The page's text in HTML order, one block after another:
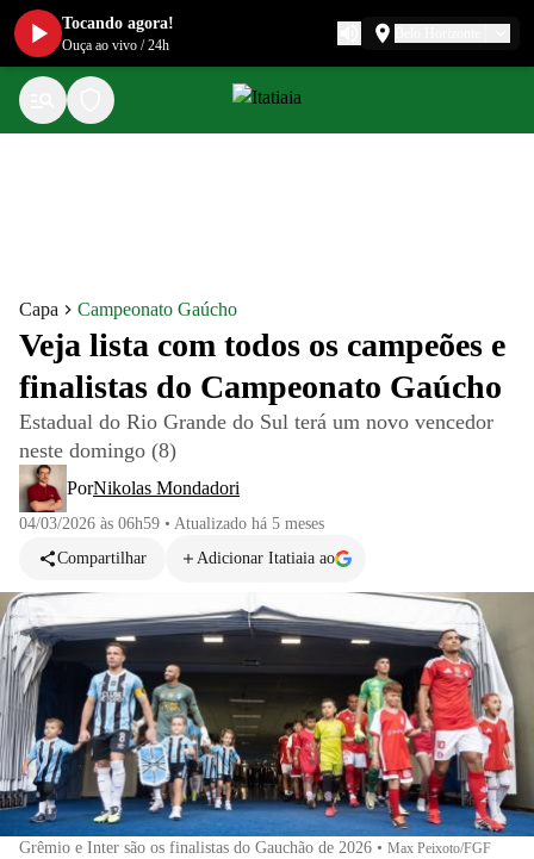
Capa Campeonato Gaúcho
Veja lista com todos os campeões e
finalistas do Campeonato Gaúcho
Estadual do Rio Grande do Sul terá um novo vencedor
neste domingo (8)
PorNikolas Mondadori
04/03/2026 às 06h59 • Atualizado há 5 meses
Compartilhar
Adicionar Itatiaia ao
Grêmio e Inter são os finalistas do Gauchão de 2026 • Max Peixoto/FGF
Tocando agora!
Ouça ao vivo /24h